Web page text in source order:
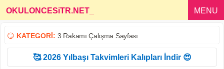
OKULONCESiTR.NET MENU
😏 KATEGORİ: 3 Rakamı Çalışma Sayfası
🥰 2026 Yılbaşı Takvimleri Kalıpları İndir 😍